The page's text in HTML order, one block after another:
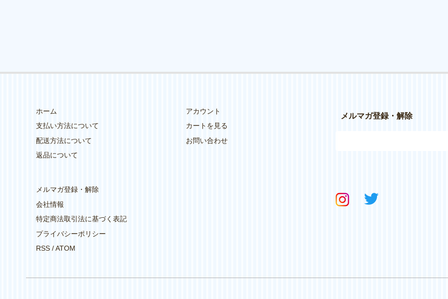
メルマガ登録・解除
ホーム
支払い方法について
配送方法について
返品について
アカウント
カートを見る
お問い合わせ
メルマガ登録・解除
会社情報
特定商法取引法に基づく表記
プライバシーポリシー
RSS /ATOM